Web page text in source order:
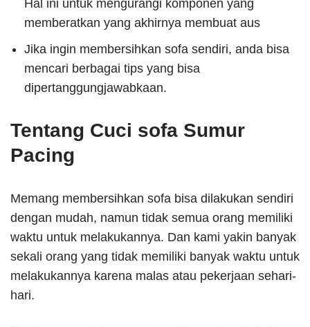
Hal ini untuk mengurangi komponen yang
memberatkan yang akhirnya membuat aus
Jika ingin membersihkan sofa sendiri, anda bisa
mencari berbagai tips yang bisa
dipertanggungjawabkaan.
Tentang Cuci sofa Sumur
Pacing
Memang membersihkan sofa bisa dilakukan sendiri
dengan mudah, namun tidak semua orang memiliki
waktu untuk melakukannya. Dan kami yakin banyak
sekali orang yang tidak memiliki banyak waktu untuk
melakukannya karena malas atau pekerjaan sehari-
hari.